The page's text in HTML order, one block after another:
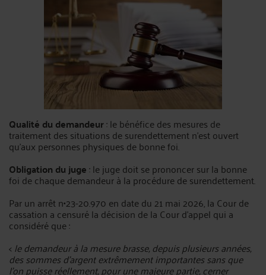
Qualité du demandeur: le bénéfice des mesures de
traitement des situations de surendettement n’est ouvert
qu'aux personnes physiques de bonne foi.
Obligation du juge: le juge doit se prononcer sur la bonne
foi de chaque demandeur à la procédure de surendettement.
Par un arrêt n•23-20.970 en date du 21 mai 2026, la Cour de
cassation a censuré la décision de la Cour d’appel qui a
considéré que :
< le demandeur à la mesure brasse, depuis plusieurs années,
des sommes d'argent extrêmement importantes sans que
l'on puisse réellement, pour une majeure partie, cerner